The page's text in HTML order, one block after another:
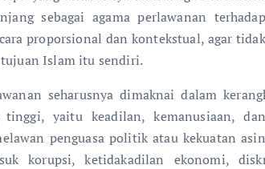
sebagai agama perlawanan
proporsional dan kontekstual, agar
Islam itu sendiri.
seharusnya dimaknai dalam
yaitu keadilan, kemanusiaan,
penguasa politik atau kekuatan
korupsi, ketidakadilan ekonomi,